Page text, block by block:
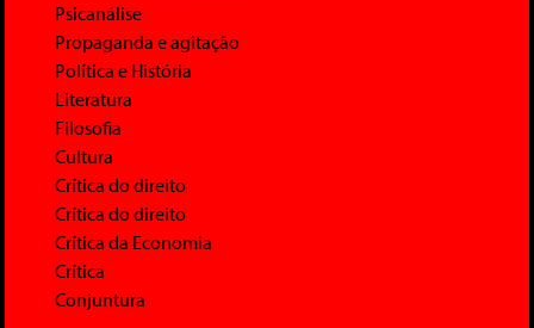
Psicanálise
Propaganda e agitação
Política e História
Literatura
Filosofia
Cultura
Crítica do direito
Crítica do direito
Crítica da Economia
Crítica
Conjuntura